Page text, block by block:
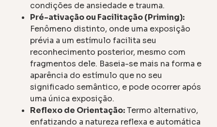
condições de ansiedade e trauma.
Pré-ativação ou Facilitação (Priming):
Fenômeno distinto, onde uma exposição
prévia a um estímulo facilita seu
reconhecimento posterior, mesmo com
fragmentos dele. Baseia-se mais na forma e
aparência do estímulo que no seu
significado semântico, e pode ocorrer após
uma única exposição.
Reflexo de Orientação:Termo alternativo,
enfatizando a natureza reflexa e automática